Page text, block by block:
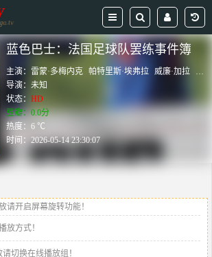
蓝色巴士：法国足球队罢练事件簿
主演： 雷蒙·多梅内克 帕特里斯·埃弗拉 威廉·加拉
导演：未知
状态：HD
豆瓣：0.0分
热度：6 ℃
时间：2026-05-14 23:30:07
请开启屏幕旋转功能！
放方式！
切换在线播放组！